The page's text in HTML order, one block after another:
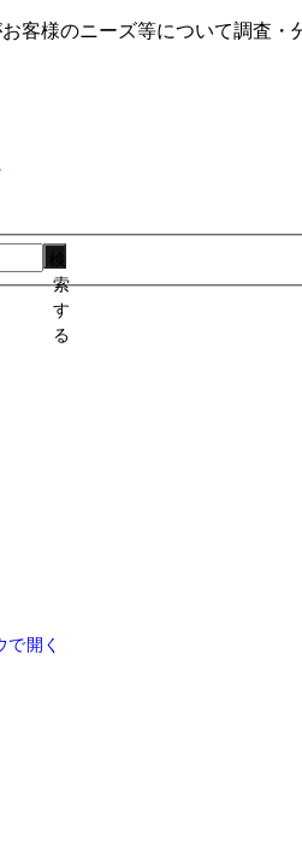
客様のニーズ等について調査
索
す
る
で開く